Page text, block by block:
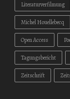
Literaturverfilmung
Michel Houellebecq
Open Access
Tagungsbericht
Zeitschrift